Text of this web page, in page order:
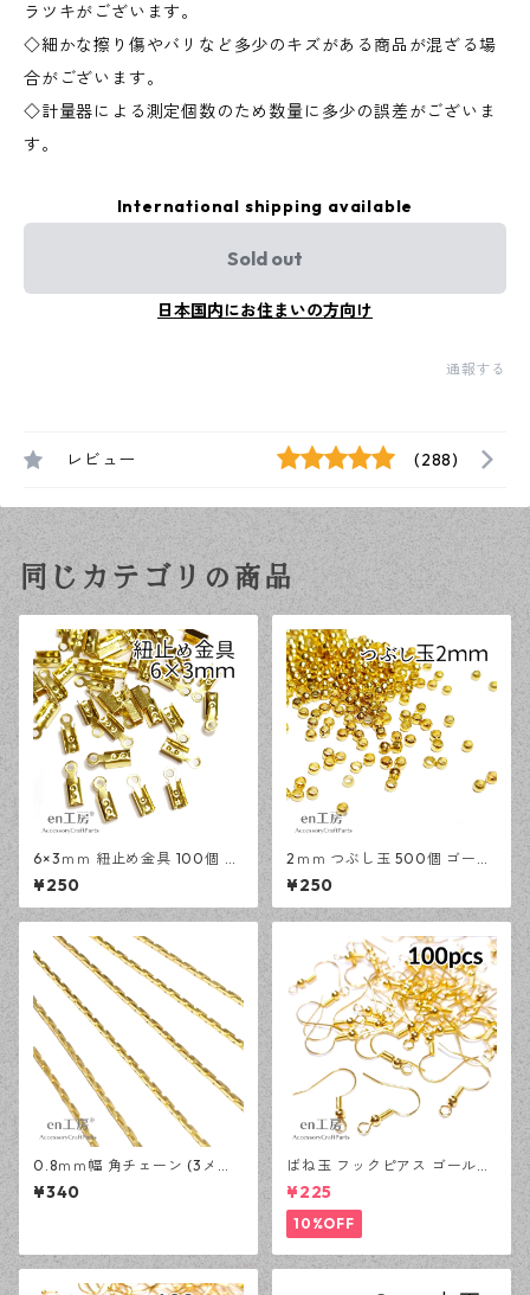
ラツキがございます。
◇細かな擦り傷やバリなど多少のキズがある商品が混ざる場
合がございます。
◇計量器による測定個数のため数量に多少の誤差がございま
す。
International shipping available
Sold out
日本国内にお住まいの方向け
通報する
レビュー (288)
同じカテゴリの商品
6×3ｍｍ 紐止め金具 100個 ゴ
ールド カシメ アクセサリーパ
ーツ 基礎パーツ ハンドメイド
資材 【en工房】
¥250
2ｍｍ つぶし玉 500個 ゴール
ド かしめ玉 アクセサリーパー
ツ 基礎パーツ ハンドメイド資
材 【en工房】
¥250
0.8ｍｍ幅 角チェーン (3メー
トル) ゴールド アクセサリー
パーツ 基礎パーツ ハンドメイ
¥340
ばね玉 フックピアス ゴールド
100ピース 釣針型 大容量 プチ
プラパーツ 【en工房】
¥225
10%OFF